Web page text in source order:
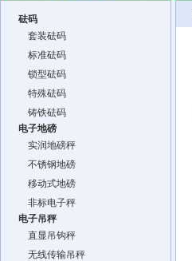
砝码
套装砝码
标准砝码
锁型砝码
特殊砝码
铸铁砝码
电子地磅
实润地磅秤
不锈钢地磅
移动式地磅
非标电子秤
电子吊秤
直显吊钩秤
无线传输吊秤